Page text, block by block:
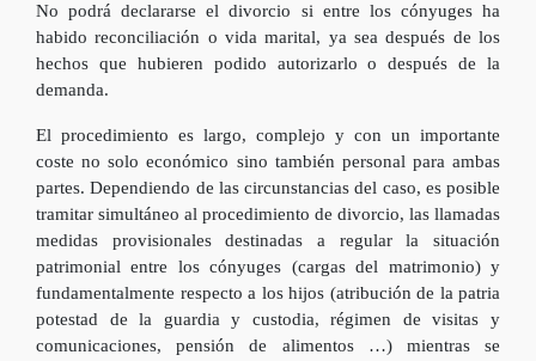
No podrá declararse el divorcio si entre los cónyuges ha
habido reconciliación o vida marital, ya sea después de los
hechos que hubieren podido autorizarlo o después de la
demanda.
El procedimiento es largo, complejo y con un importante
coste no solo económico sino también personal para ambas
partes. Dependiendo de las circunstancias del caso, es posible
tramitar simultáneo al procedimiento de divorcio, las llamadas
medidas provisionales destinadas a regular la situación
patrimonial entre los cónyuges (cargas del matrimonio) y
fundamentalmente respecto a los hijos (atribución de la patria
potestad de la guardia y custodia, régimen de visitas y
comunicaciones, pensión de alimentos …) mientras se